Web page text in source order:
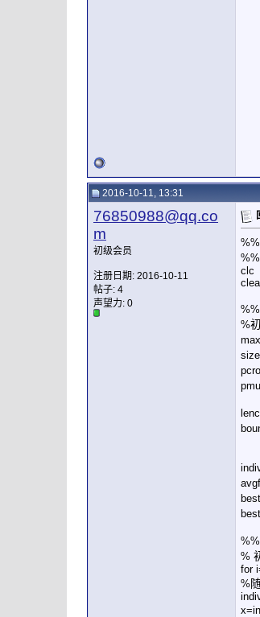
2016-10-11, 13:31
76850988@qq.co
m
初级会员
注册日期: 2016-10-11
帖子: 4
声望力: 0
clc
%
%
for
%